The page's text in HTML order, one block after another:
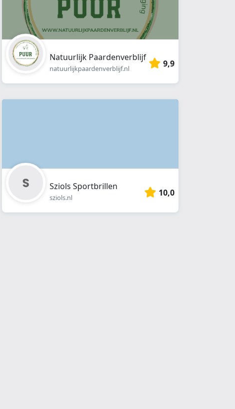
Natuurlijk Paardenverblijf
natuurlijkpaardenverblijf.nl 9,9
Sziols Sportbrillen
sziols.nl 10,0